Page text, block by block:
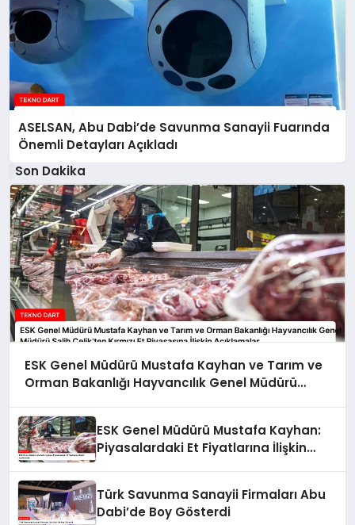
ASELSAN, Abu Dabi’de Savunma Sanayii Fuarında
Önemli Detayları Açıkladı
Son Dakika
ESK Genel Müdürü Mustafa Kayhan ve Tarım ve
Orman Bakanlığı Hayvancılık Genel Müdürü
Açıklamalar
ESK Genel Müdürü Mustafa Kayhan:
Piyasalardaki Et Fiyatlarına İlişkin
Türk Savunma Sanayii Firmaları Abu
Dabi’de Boy Gösterdi